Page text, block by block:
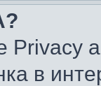
Privacy
в